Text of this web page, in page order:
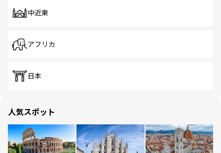
中近東
アフリカ
日本
人気スポット